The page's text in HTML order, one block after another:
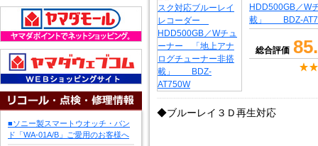
■ソニー製スマートウオッチ・バン
ド「WA-01A/B」ご愛用のお客様へ
HDD500GB／W
載」 BDZ-
総合評価
◆ブルーレイ３Ｄ再生対応